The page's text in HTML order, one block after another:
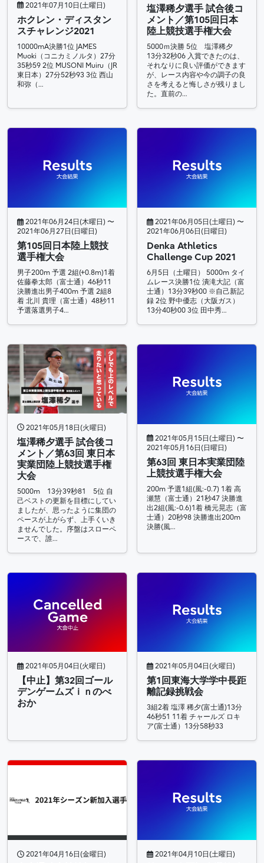
2021年07月10日(土曜日)
ホクレン・ディスタン
スチャレンジ2021
10000mA決勝1位 JAMES
Muoki（コニカミノルタ）27分
35秒59 2位 MUSONI Muiru（JR
東日本）27分52秒93 3位 西山
和弥（…
塩澤稀夕選手 試合後コ
メント／第105回日本
陸上競技選手権大会
5000ｍ決勝 5位 塩澤稀夕
13分32秒06 入賞できたのは、
それなりに良い評価ができます
が、レース内容や今の調子の良
さを考えると悔しさが残りまし
た。直前の…
2021年06月24日(木曜日) 〜
2021年06月27日(日曜日)
第105回日本陸上競技
選手権大会
男子200m 予選 2組(+0.8m)1着
佐藤拳太郎（富士通）46秒11
決勝進出男子400m 予選 2組8
着 北川 貴理（富士通）48秒11
予選落選男子4…
2021年06月05日(土曜日) 〜
2021年06月06日(日曜日)
Denka Athletics
Challenge Cup 2021
6月5日（土曜日） 5000m タイ
ムレース決勝1位 潰滝大記（富
士通）13分39秒00 ※自己新記
録 2位 野中優志（大阪ガス）
13分40秒00 3位 田中秀…
2021年05月18日(火曜日)
塩澤稀夕選手 試合後コ
メント／第63回 東日本
実業団陸上競技選手権
大会
5000m 13分39秒81 5位 自
己ベストの更新を目標にしてい
ましたが、思ったように集団の
ペースが上がらず、上手くいき
ませんでした。序盤はスローペ
ースで、誰…
2021年05月15日(土曜日) 〜
2021年05月16日(日曜日)
第63回 東日本実業団陸
上競技選手権大会
200m 予選1組(風:-0.7) 1着 高
瀬慧（富士通）21秒47 決勝進
出2組(風:-0.6)1着 橋元晃志（富
士通）20秒98 決勝進出200m
決勝(風…
2021年05月04日(火曜日)
【中止】第32回ゴール
デンゲームズｉｎのべ
おか
2021年05月04日(火曜日)
第1回東海大学学中長距
離記録挑戦会
3組2着 塩澤 稀夕(富士通)13分
46秒51 11着 チャールズ ロキ
ア(富士通）13分58秒33
2021年04月16日(金曜日) 2021年04月10日(土曜日)